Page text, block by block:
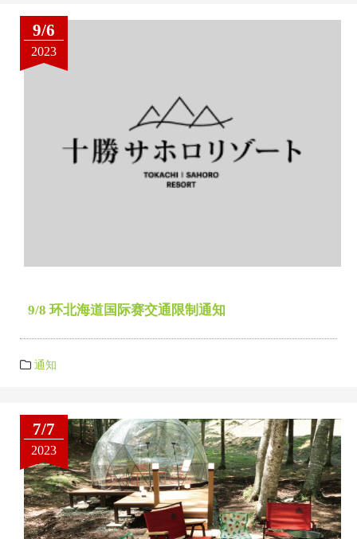
9/6
2023
9/8 环北海道国际赛交通限制通知
通知
7/7
2023